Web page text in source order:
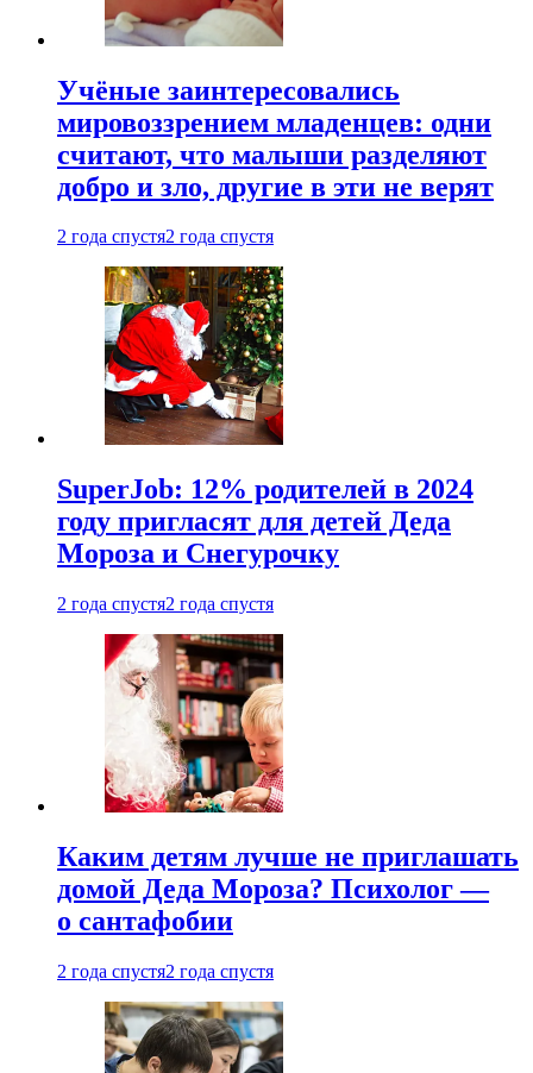
Учёные заинтересовались
мировоззрением младенцев: одни
считают, что малыши разделяют
добро и зло, другие в эти не верят
2 года спустя2 года спустя
SuperJob: 12% родителей в 2024
году пригласят для детей Деда
Мороза и Снегурочку
2 года спустя2 года спустя
Каким детям лучше не приглашать
домой Деда Мороза? Психолог —
о сантафобии
2 года спустя2 года спустя